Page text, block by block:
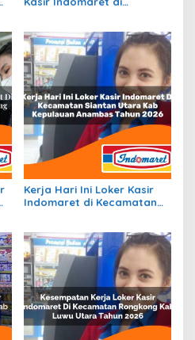
Kerja Hari Ini Loker Kasir
Indomaret di Kecamatan
2026